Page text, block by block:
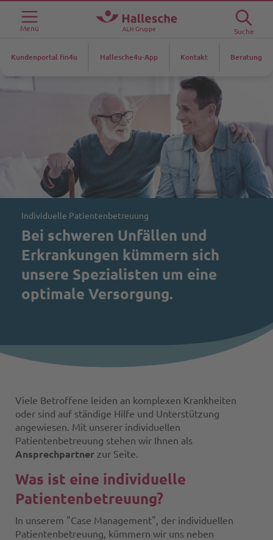
Menü Suche
Kundenportal fin4u Hallesche4u-App Kontakt Beratung
Individuelle Patientenbetreuung
Bei schweren Unfällen und
Erkrankungen kümmern sich
unsere Spezialisten um eine
optimale Versorgung.
Viele Betroffene leiden an komplexen Krankheiten
oder sind auf ständige Hilfe und Unterstützung
angewiesen. Mit unserer individuellen
Patientenbetreuung stehen wir Ihnen als
Ansprechpartner zur Seite.
Was ist eine individuelle
Patientenbetreuung?
In unserem "Case Management", der individuellen
Patientenbetreuung, kümmern wir uns neben